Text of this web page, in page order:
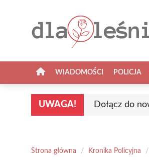
WIADOMOŚCI POLICJA
UWAGA! Dołącz do
Strona główna / Kronika Policyjna /